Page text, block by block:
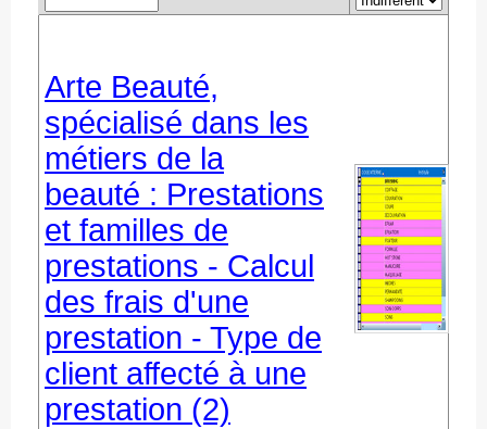
Arte Beauté,
spécialisé dans les
métiers de la
beauté : Prestations
et familles de
prestations - Calcul
des frais d'une
prestation - Type de
client affecté à une
prestation (2)